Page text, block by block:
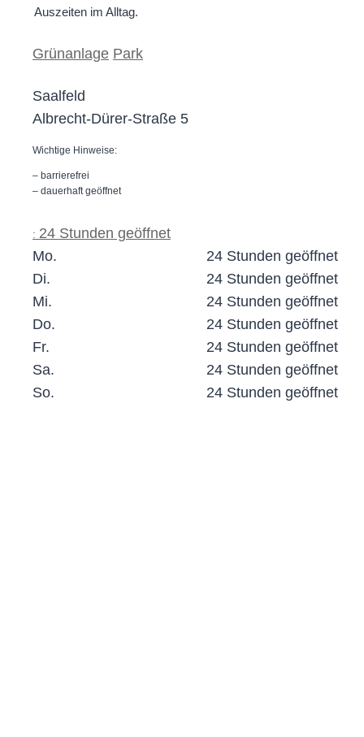
Auszeiten im Alltag.
Grünanlage Park
Saalfeld
Albrecht-Dürer-Straße 5
Wichtige Hinweise:
– barrierefrei
– dauerhaft geöffnet
: 24 Stunden geöffnet
Mo.
24 Stunden geöffnet
Di.
24 Stunden geöffnet
Mi.
24 Stunden geöffnet
Do.
24 Stunden geöffnet
Fr.
24 Stunden geöffnet
Sa.
24 Stunden geöffnet
So.
24 Stunden geöffnet